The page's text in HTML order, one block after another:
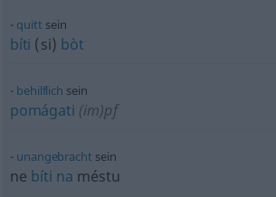
quitt sein
bíti (si) bòt
behilflich sein
pomágati (im)pf
unangebracht sein
ne bíti na méstu